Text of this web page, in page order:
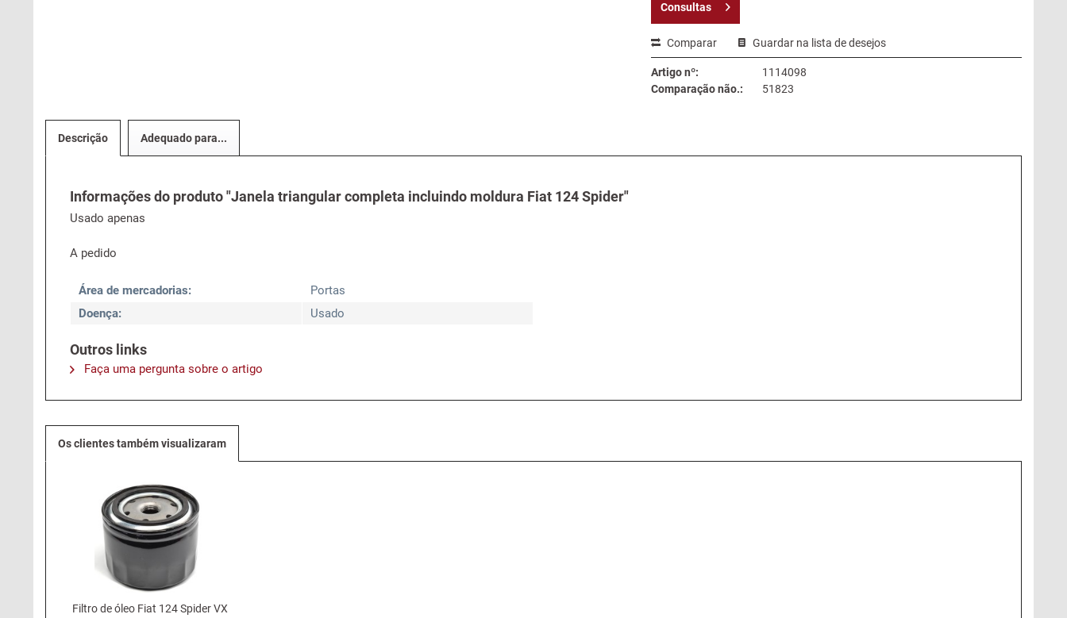
Consultas
Comparar Guardar na lista de desejos
Artigo nº:
1114098
Comparação não.:
51823
Descrição Adequado para...
Informações do produto "Janela triangular completa incluindo moldura Fiat 124 Spider"
Usado apenas
A pedido
Área de mercadorias:
Portas
Doença:
Usado
Outros links
Faça uma pergunta sobre o artigo
Os clientes também visualizaram
Filtro de óleo Fiat 124 Spider VX